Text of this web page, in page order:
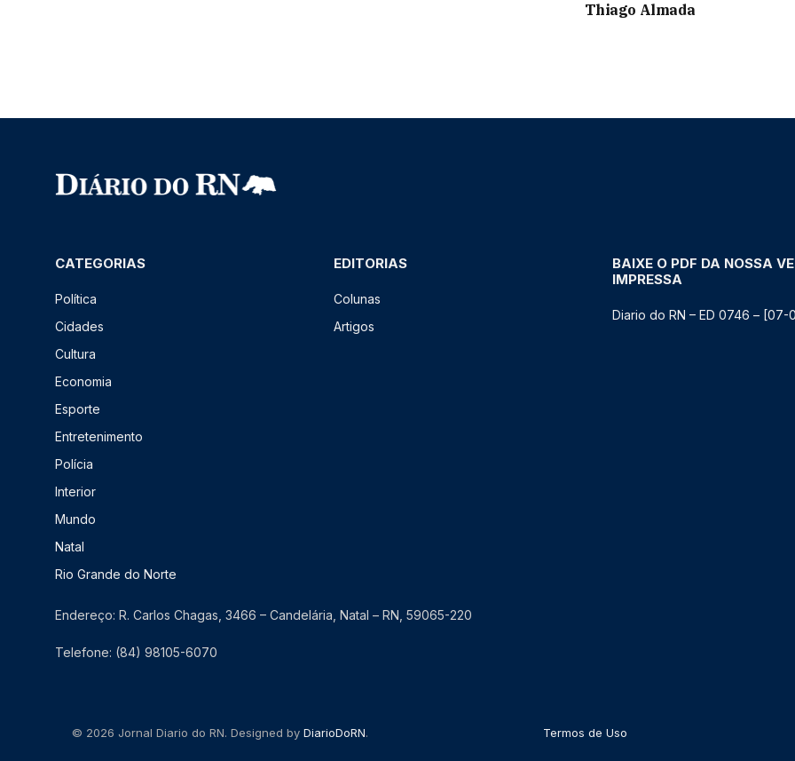
Thiago Almada
CATEGORIAS
Política
Cidades
Cultura
Economia
Esporte
Entretenimento
Polícia
Interior
Mundo
Natal
Rio Grande do Norte
EDITORIAS
Colunas
Artigos
BAIXE O PDF DA NOSSA
IMPRESSA
Diario do RN – ED 0746 – [07-
Endereço: R. Carlos Chagas, 3466 – Candelária, Natal – RN, 59065-220
Telefone: (84) 98105-6070
© 2026 Jornal Diario do RN. Designed byDiarioDoRN. Termos de Uso